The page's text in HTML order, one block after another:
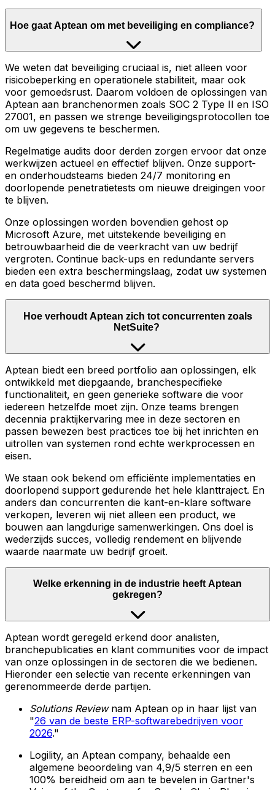
Hoe gaat Aptean om met beveiliging en compliance?
We weten dat beveiliging cruciaal is, niet alleen voor
risicobeperking en operationele stabiliteit, maar ook
voor gemoedsrust. Daarom voldoen de oplossingen van
Aptean aan branchenormen zoals SOC 2 Type II en ISO
27001, en passen we strenge beveiligingsprotocollen toe
om uw gegevens te beschermen.
Regelmatige audits door derden zorgen ervoor dat onze
werkwijzen actueel en effectief blijven. Onze support-
en onderhoudsteams bieden 24/7 monitoring en
doorlopende penetratietests om nieuwe dreigingen voor
te blijven.
Onze oplossingen worden bovendien gehost op
Microsoft Azure, met uitstekende beveiliging en
betrouwbaarheid die de veerkracht van uw bedrijf
vergroten. Continue back-ups en redundante servers
bieden een extra beschermingslaag, zodat uw systemen
en data goed beschermd blijven.
Hoe verhoudt Aptean zich tot concurrenten zoals
NetSuite?
Aptean biedt een breed portfolio aan oplossingen, elk
ontwikkeld met diepgaande, branchespecifieke
functionaliteit, en geen generieke software die voor
iedereen hetzelfde moet zijn. Onze teams brengen
decennia praktijkervaring mee in deze sectoren en
passen bewezen best practices toe bij het inrichten en
uitrollen van systemen rond echte werkprocessen en
eisen.
We staan ook bekend om efficiënte implementaties en
doorlopend support gedurende het hele klanttraject. En
anders dan concurrenten die kant-en-klare software
verkopen, leveren wij niet alleen een product, we
bouwen aan langdurige samenwerkingen. Ons doel is
wederzijds succes, volledig rendement en blijvende
waarde naarmate uw bedrijf groeit.
Welke erkenning in de industrie heeft Aptean
gekregen?
Aptean wordt geregeld erkend door analisten,
branchepublicaties en klant communities voor de impact
van onze oplossingen in de sectoren die we bedienen.
Hieronder een selectie van recente erkenningen van
gerenommeerde derde partijen.
Solutions Reviewnam Aptean op in haar lijst van
"26 van de beste ERP-softwarebedrijven voor
2026."
Logility, an Aptean company, behaalde een
algemene beoordeling van 4,9/5 sterren en een
100% bereidheid om aan te bevelen in Gartner's